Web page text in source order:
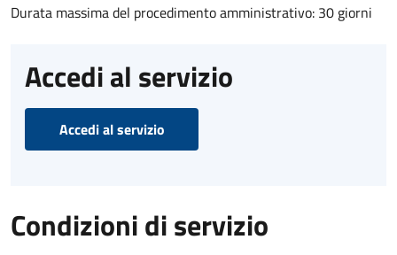
Durata massima del procedimento amministrativo: 30 giorni
Accedi al servizio
Accedi al servizio
Condizioni di servizio